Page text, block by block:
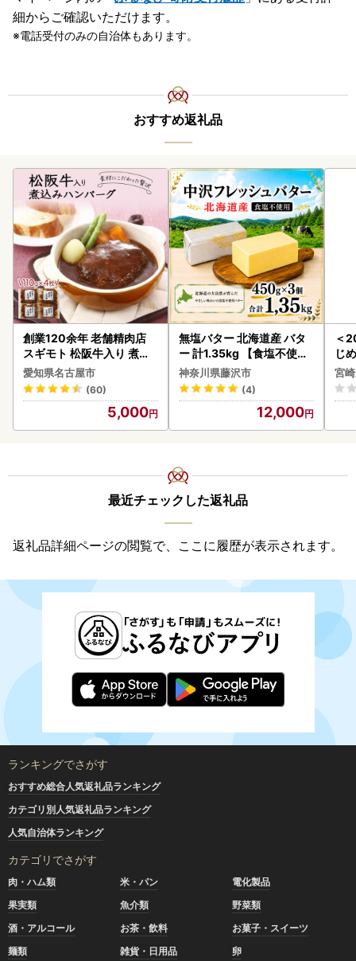
細からご確認いただけます。
電話受付のみの自治体もあります。
おすすめ返礼品
創業120余年 老舗精肉店
スギモト 松阪牛入り 煮込
み ハンバーグ 110g×4枚
惣菜 お取り寄せ グルメ ハ
ンバーグ 冷凍
愛知県名古屋市
(60)
5,000
無塩バター 北海道産 バタ
ー 計1.35kg 【食塩不使用
】
神奈川県藤沢市
(4)
12,000
＜
じ
ロ
宮
最近チェックした返礼品
返礼品詳細ページの閲覧で、ここに履歴が表示されます。
ランキングでさがす
おすすめ総合人気返礼品ランキング
カテゴリ別人気返礼品ランキング
人気自治体ランキング
カテゴリでさがす
肉・ハム類 米・パン
電化製品
果実類
魚介類
野菜類
酒・アルコール
お茶・飲料
お菓子・スイーツ
麺類
雑貨・日用品
卵